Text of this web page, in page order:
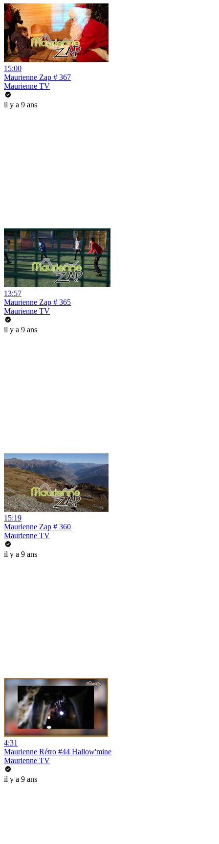
15:00
Maurienne Zap # 367
Maurienne TV
il y a 9 ans
13:57
Maurienne Zap # 365
Maurienne TV
il y a 9 ans
15:19
Maurienne Zap # 360
Maurienne TV
il y a 9 ans
4:31
Maurienne Rétro #44 Hallow'mine
Maurienne TV
il y a 9 ans